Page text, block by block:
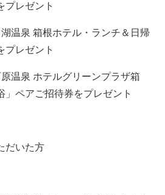
プレゼント
温泉 箱根ホテル・ランチ＆日帰
プレゼント
温泉 ホテルグリーンプラザ箱
」ペアご招待券をプレゼント
だいた方